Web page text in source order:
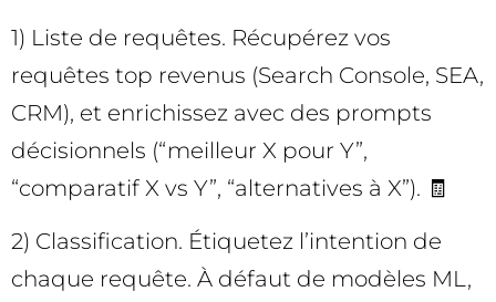
1) Liste de requêtes. Récupérez vos
requêtes top revenus (Search Console, SEA,
CRM), et enrichissez avec des prompts
décisionnels (“meilleur X pour Y”,
“comparatif X vs Y”, “alternatives à X”). 🧾
2) Classification. Étiquetez l’intention de
chaque requête. À défaut de modèles ML,